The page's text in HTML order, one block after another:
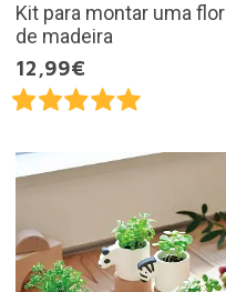
Kit para montar uma flor
de madeira
12,99€